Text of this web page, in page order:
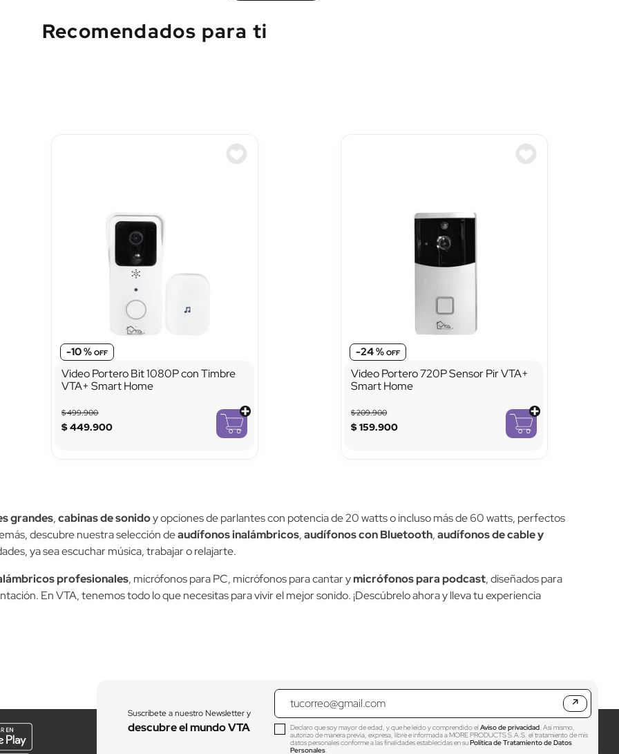
Recomendados para ti
-10 %
Video Portero Bit 1080P con Timbre
VTA+ Smart Home
$499.900
$449.900
-24 %
Video Portero 720P Sensor Pir VTA+
Smart Home
$209.900
$159.900
grandes,cabinas de sonidoy opciones de parlantes con potencia de 20 watts o incluso más de 60 watts, perfectos
descubre nuestra selección deaudífonos inalámbricos,audífonos con Bluetooth,audífonos de cable y
ya sea escuchar música, trabajar o relajarte.
profesionales, micrófonos para PC, micrófonos para cantar ymicrófonos para podcast, diseñados para
En VTA, tenemos todo lo que necesitas para vivir el mejor sonido. ¡Descúbrelo ahora y lleva tu experiencia
Suscríbete a nuestro Newsletter y
descubre el mundo VTA
↗
Declaro que soy mayor de edad, y que he leído y comprendido elAviso de privacidad. Así mismo,
autorizo de manera previa, expresa, libre e informada a MORE PRODUCTS S.A.S. el tratamiento de mis
datos personales conforme a las finalidades establecidas en suPolítica de Tratamiento de Datos
Personales.